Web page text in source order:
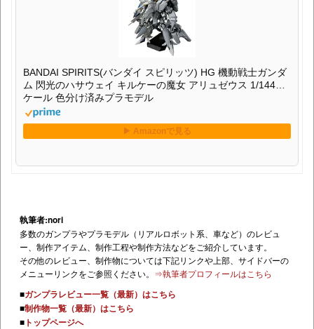
BANDAI SPIRITS(バンダイ スピリッツ) HG 機動戦士ガンダ
ム 閃光のハサウェイ キルケーの魔女 アリュゼウス 1/144ス
ケール 色分け済みプラモデル
執筆者:nori
多数のガンプラやプラモデル（リアルロボット系、車など）のレビュ
ー、制作アイテム、制作工程や制作方法などをご紹介しています。
その他のレビュー、制作物については下記リンクや上部、サイドバーの
メニューリンクをご参照ください。 ⇒執筆者プロフィールはこちら
■ガンプラレビュー一覧（最新）はこちら
■制作物一覧（最新）はこちら
■ トップページへ